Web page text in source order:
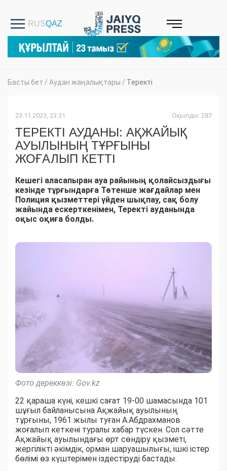
Басты бет / Аудан жаңалықтары / Теректі
23.11.2023, 23:31 Оқылды: 287
ТЕРЕКТІ АУДАНЫ: АҚЖАЙЫҚ
АУЫЛЫНЫҢ ТҰРҒЫНЫ
ЖОҒАЛЫП КЕТТІ
Кешегі аласапыран ауа райының қолайсыздығы
кезінде тұрғындарға Төтенше жағдайлар мен
Полиция қызметтері үйден шықпау, сақ болу
жайында ескерткенімен, Теректі ауданында
оқыс оқиға болды.
Фото дереккөзі: Gov.kz
22 қараша күні, кешкі сағат 19-00 шамасында 101
шұғыл байланысына Ақжайық ауылының
тұрғыны, 1961 жылы туған А.Абдрахманов
жоғалып кеткені туралы хабар түскен. Сол сәтте
Ақжайық ауылындағы өрт сөндіру қызметі,
жергілікті әкімдік, орман шаруашылығы, ішкі істер
бөлімі өз күштерімен іздестіруді бастады.